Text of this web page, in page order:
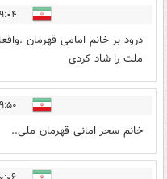
۰۹:۰۴ -
درود بر خانم امامی قهرمان
ملت را شاد کردی
۰۹:۵۰ -
خانم سحر امانی قهرمان ملی..